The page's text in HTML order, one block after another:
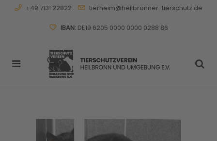
+49 7131 22822 tierheim@heilbronner-tierschutz.de
IBAN:DE19 6205 0000 0000 0288 86